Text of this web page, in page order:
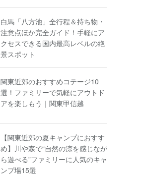
白馬「八方池」全行程＆持ち物・
注意点ほか完全ガイド！手軽にア
クセスできる国内最高レベルの絶
景スポット
関東近郊のおすすめコテージ10
選！ファミリーで気軽にアウトド
アを楽しもう｜関東甲信越
【関東近郊の夏キャンプにおすす
め】川や森で“自然の涼を感じなが
ら遊べる”ファミリーに人気のキャ
ンプ場15選